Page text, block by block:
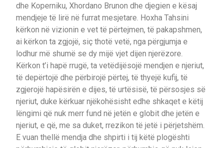
dhe Koperniku, Xhordano Brunon dhe djegien e kësaj
mendjeje të lirë në furrat mesjetare. Hoxha Tahsini
kërkon në vizionin e vet të përtejmen, të pakapshmen,
ai kërkon ta zgjojë, siç thotë vetë, nga përgjumja e
lodhur më shumë se dy mijë vjet dijen njerëzore.
Kërkon t’i hapë rrugë, ta vetëdijësojë mendjen e njeriut,
të depërtojë dhe përbirojë përtej, të thyejë kufij, të
zgjerojë hapësirën e dijes, të urtësisë, të përsosjes së
njeriut, duke kërkuar njëkohësisht edhe shkaqet e këtij
lëngimi që nuk merr fund në jetën e globit dhe jetën e
njeriut, e që, me sa duket, rrezikon të jetë i përjetshëm.
E vuan thellë mendja dhe shpirti i tij këtë plogështi